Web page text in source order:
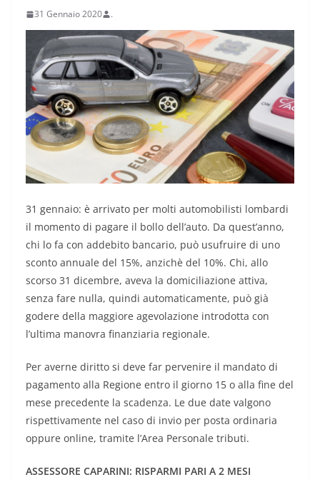
31 Gennaio 2020 .
31 gennaio: è arrivato per molti automobilisti lombardi
il momento di pagare il bollo dell’auto. Da quest’anno,
chi lo fa con addebito bancario, può usufruire di uno
sconto annuale del 15%, anzichè del 10%. Chi, allo
scorso 31 dicembre, aveva la domiciliazione attiva,
senza fare nulla, quindi automaticamente, può già
godere della maggiore agevolazione introdotta con
l’ultima manovra finanziaria regionale.
Per averne diritto si deve far pervenire il mandato di
pagamento alla Regione entro il giorno 15 o alla fine del
mese precedente la scadenza. Le due date valgono
rispettivamente nel caso di invio per posta ordinaria
oppure online, tramite l’Area Personale tributi.
ASSESSORE CAPARINI: RISPARMI PARI A 2 MESI